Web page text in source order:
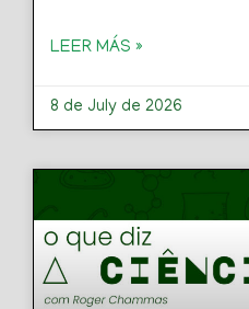
LEER MÁS »
8 de July de 2026